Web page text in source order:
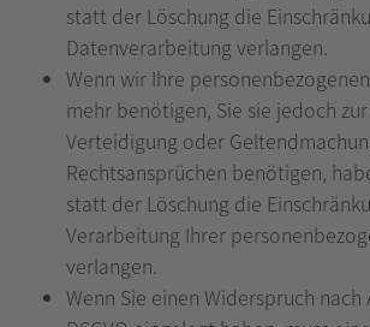
statt der Löschung die
Datenverarbeitung verlangen.
Wenn wir Ihre
mehr benötigen, Sie sie jedoch
Verteidigung oder
Rechtsansprüchen benötigen,
statt der Löschung die
Verarbeitung Ihrer
verlangen.
Wenn Sie einen Widerspruch nach